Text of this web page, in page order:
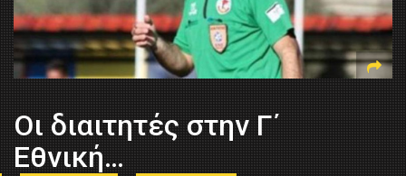
Οι διαιτητές στην Γ΄
Εθνική…